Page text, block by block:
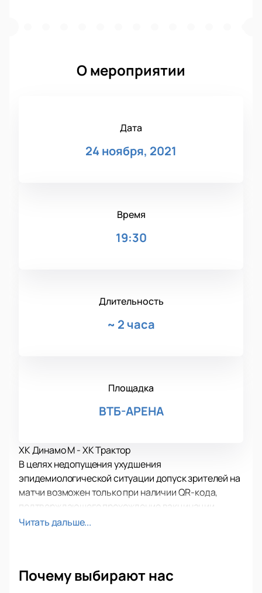
О мероприятии
Дата
24 ноября, 2021
Время
19:30
Длительность
~ 2 часа
Площадка
ВТБ-АРЕНА
ХК Динамо М - ХК Трактор
В целях недопущения ухудшения
эпидемиологической ситуации допуск зрителей на
матчи возможен только при наличии QR-кода,
подтверждающего прохождение вакцинации
против COVID-19 или перенесенное в течение
встреча Континентальной Хоккейной Лиги между
Читать дальше...
Почему выбирают нас